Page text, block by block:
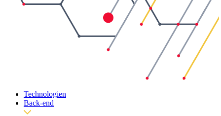
Technologien
Back-end